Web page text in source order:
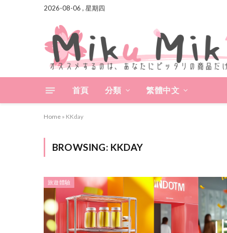
2026-08-06 , 星期四
首頁 分類 繁體中文
Home » KKday
BROWSING: KKDAY
旅遊體驗